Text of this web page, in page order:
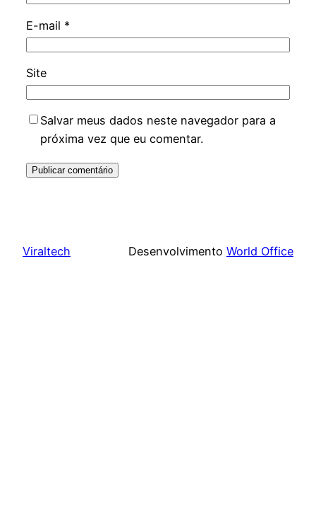
E-mail *
Site
Salvar meus dados neste navegador para a
próxima vez que eu comentar.
Viraltech Desenvolvimento World Office